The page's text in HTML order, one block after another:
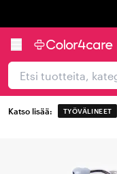
Katso lisää: TYÖVÄLINEET